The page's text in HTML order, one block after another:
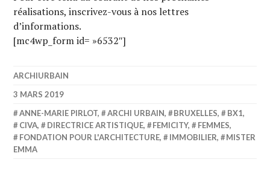
réalisations, inscrivez-vous à nos lettres
d’informations.
[mc4wp_form id= »6532″]
ARCHIURBAIN
3 MARS 2019
ANNE-MARIE PIRLOT, ARCHI URBAIN, BRUXELLES, BX1,
CIVA, DIRECTRICE ARTISTIQUE, FEMICITY, FEMMES,
FONDATION POUR L'ARCHITECTURE, IMMOBILIER,
MISTER
EMMA